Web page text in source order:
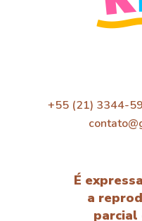
+55 (21) 3344-
É
a
parcial